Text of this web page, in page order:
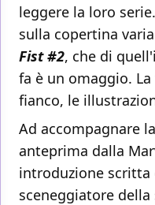
leggere la loro
sulla copertina
Fist #2, che di
fa è un omaggio.
fianco, le
Ad accompagnare
anteprima dalla
introduzione scritta
sceneggiatore